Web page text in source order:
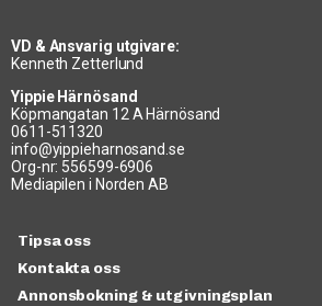
VD & Ansvarig utgivare:
Kenneth Zetterlund
Yippie Härnösand
Köpmangatan 12 A Härnösand
0611-511320
info@yippieharnosand.se
Org-nr: 556599-6906
Mediapilen i Norden AB
Tipsa oss
Kontakta oss
Annonsbokning & utgivningsplan